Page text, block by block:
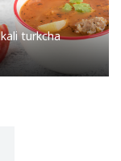
turkcha